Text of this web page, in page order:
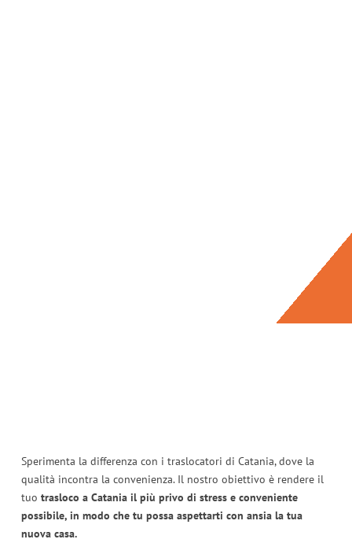
Sperimenta la differenza con i traslocatori di Catania, dove la
qualità incontra la convenienza. Il nostro obiettivo è rendere il
tuo trasloco a Catania il più privo di stress e conveniente
possibile, in modo che tu possa aspettarti con ansia la tua
nuova casa.